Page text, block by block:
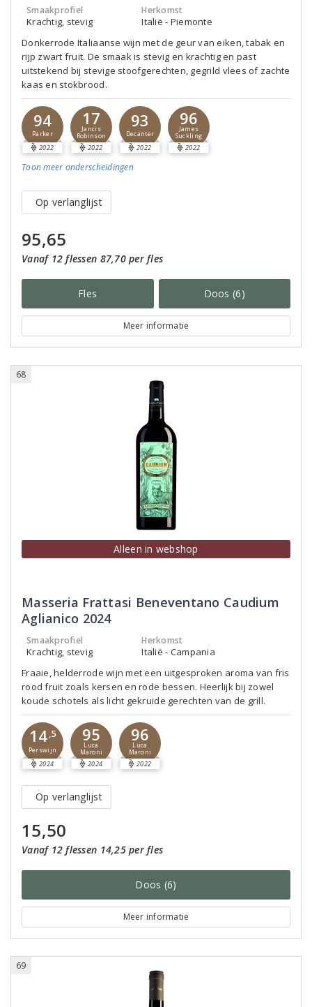
Smaakprofiel
Krachtig, stevig
Herkomst
Italië - Piemonte
Donkerrode Italiaanse wijn met de geur van eiken, tabak en
rijp zwart fruit. De smaak is stevig en krachtig en past
uitstekend bij stevige stoofgerechten, gegrild vlees of zachte
kaas en stokbrood.
94
Parker
2022
17
Jancis
Robinson
2022
93
Decanter
2022
96
James
Suckling
2022
Toon meer onderscheidingen
Op verlanglijst
95,65
Vanaf 12 flessen 87,70 per fles
Fles Doos (6)
Meer informatie
68
Alleen in webshop
Masseria Frattasi Beneventano Caudium
Aglianico 2024
Smaakprofiel
Krachtig, stevig
Herkomst
Italië - Campania
Fraaie, helderrode wijn met een uitgesproken aroma van fris
rood fruit zoals kersen en rode bessen. Heerlijk bij zowel
koude schotels als licht gekruide gerechten van de grill.
14,5
Perswijn
2024
95
Luca
Maroni
2024
96
Luca
Maroni
2022
Op verlanglijst
15,50
Vanaf 12 flessen 14,25 per fles
Doos (6)
Meer informatie
69